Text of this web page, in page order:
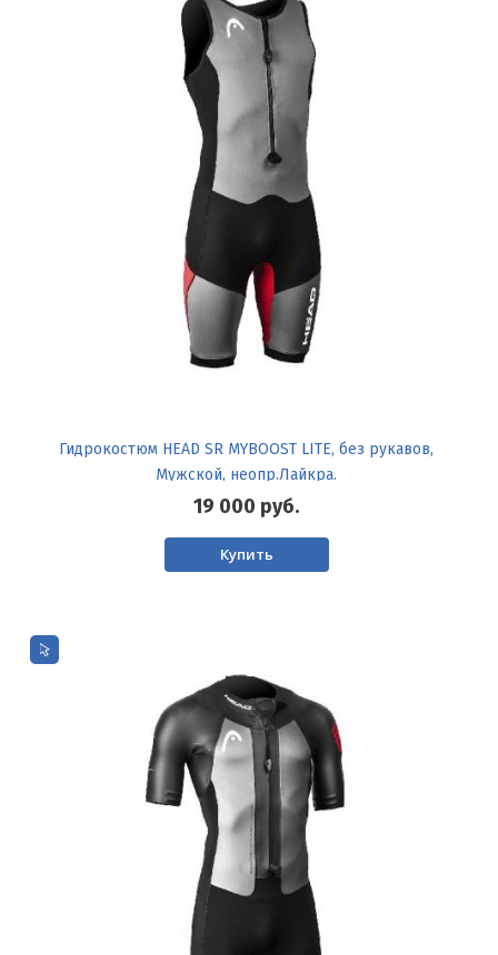
Гидрокостюм HEAD SR MYBOOST LITE, без рукавов,
Мужской, неопр.Лайкра.
19 000 руб.
Купить